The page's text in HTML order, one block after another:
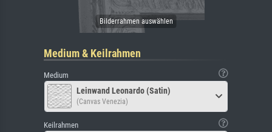
Medium & Keilrahmen
Medium
Leinwand Leonardo (Satin)
(Canvas Venezia)
Keilrahmen